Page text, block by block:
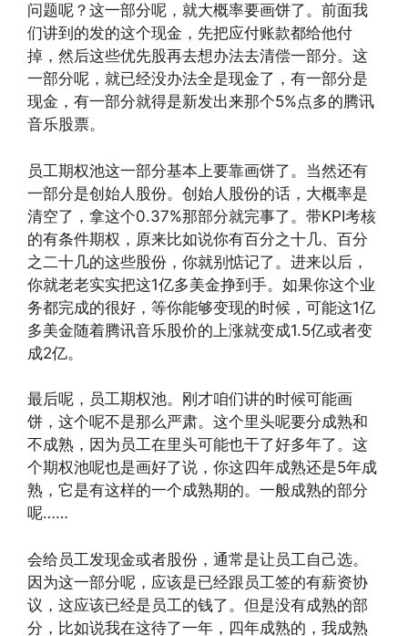
问题呢？这一部分呢，就大概率要画饼了。前面我
们讲到的发的这个现金，先把应付账款都给他付
掉，然后这些优先股再去想办法去清偿一部分。这
一部分呢，就已经没办法全是现金了，有一部分是
现金，有一部分就得是新发出来那个5%点多的腾讯
音乐股票。
员工期权池这一部分基本上要靠画饼了。当然还有
一部分是创始人股份。创始人股份的话，大概率是
清空了，拿这个0.37%那部分就完事了。带KPI考核
的有条件期权，原来比如说你有百分之十几、百分
之二十几的这些股份，你就别惦记了。进来以后，
你就老老实实把这1亿多美金挣到手。如果你这个业
务都完成的很好，等你能够变现的时候，可能这1亿
多美金随着腾讯音乐股价的上涨就变成1.5亿或者变
成2亿。
最后呢，员工期权池。刚才咱们讲的时候可能画
饼，这个呢不是那么严肃。这个里头呢要分成熟和
不成熟，因为员工在里头可能也干了好多年了。这
个期权池呢也是画好了说，你这四年成熟还是5年成
熟，它是有这样的一个成熟期的。一般成熟的部分
呢……
会给员工发现金或者股份，通常是让员工自己选。
因为这一部分呢，应该是已经跟员工签的有薪资协
议，这应该已经是员工的钱了。但是没有成熟的部
分，比如说我在这待了一年，四年成熟的，我成熟